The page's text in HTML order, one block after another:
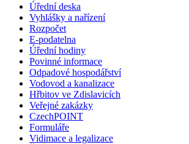
Úřední deska
Vyhlášky a nařízení
Rozpočet
E-podatelna
Úřední hodiny
Povinné informace
Odpadové hospodářství
Vodovod a kanalizace
Hřbitov ve Zdislavicích
Veřejné zakázky
CzechPOINT
Formuláře
Vidimace a legalizace